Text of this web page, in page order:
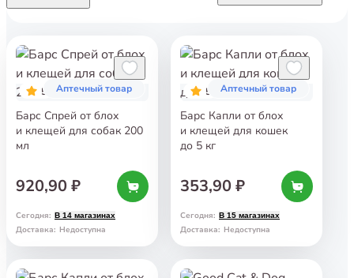
5 Аптечный товар
Барс Спрей от блох
и клещей для собак 200
мл
920,90 ₽
Сегодня: В 14 магазинах
Доставка: Недоступна
5 Аптечный товар
Барс Капли от блох
и клещей для кошек
до 5 кг
353,90 ₽
Сегодня: В 15 магазинах
Доставка: Недоступна